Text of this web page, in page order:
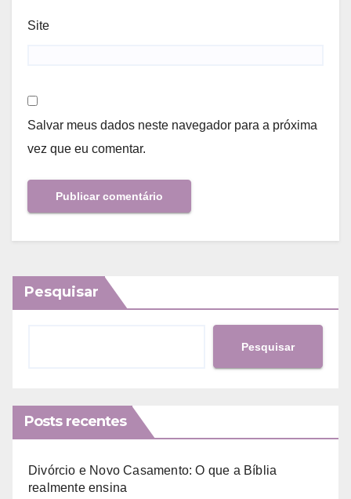
Site
Salvar meus dados neste navegador para a próxima
vez que eu comentar.
Pesquisar
Pesquisar
Posts recentes
Divórcio e Novo Casamento: O que a Bíblia
realmente ensina